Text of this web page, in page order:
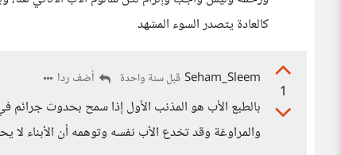
كالعادة يتصدر السوء المشهد
1
Seham_Sleem قبل سنة واحدة أضف ردا
بالطبع الأب هو المذنب الأول إذا سمح بحدوث
والمراوغة وقد تخدع الأب نفسه وتوهمه أن الأبناء لا